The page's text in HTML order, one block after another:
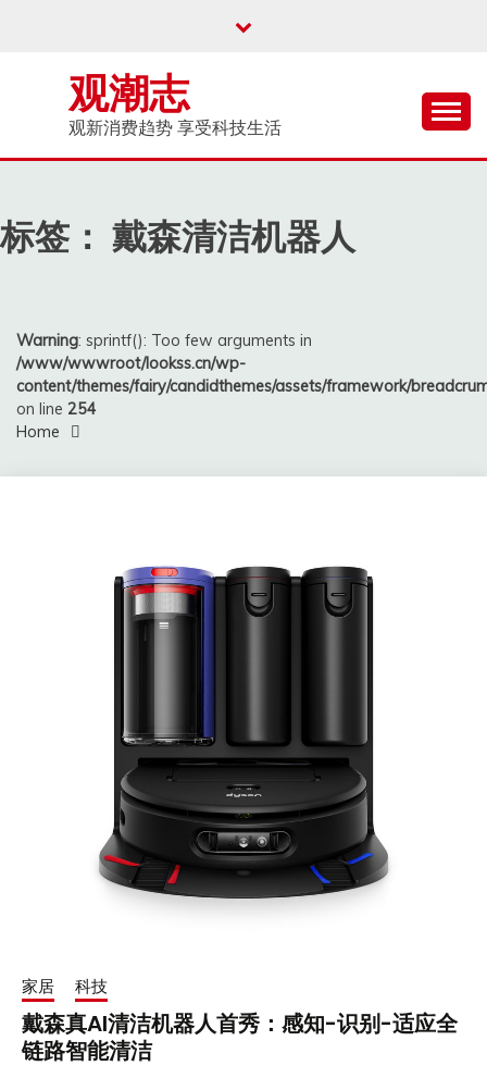
观潮志
观新消费趋势 享受科技生活
标签： 戴森清洁机器人
Warning: sprintf(): Too few arguments in
/www/wwwroot/lookss.cn/wp-
content/themes/fairy/candidthemes/assets/framework/
on line 254
Home
家居 科技
戴森真AI清洁机器人首秀：感知-识别-适应全
链路智能清洁